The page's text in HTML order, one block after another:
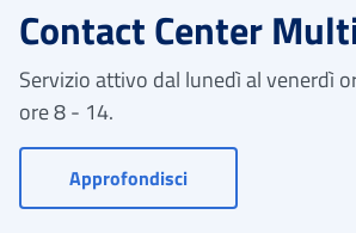
Contact Center
Servizio attivo dal lunedì al venerdì
ore 8 - 14.
Approfondisci- Vai a Contact Center